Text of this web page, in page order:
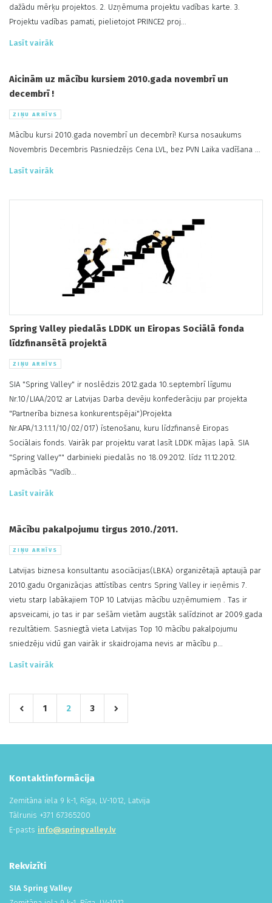
dažādu mērķu projektos. 2. Uzņēmuma projektu vadības karte. 3.
Projektu vadības pamati, pielietojot PRINCE2 proj...
Lasīt vairāk
Aicinām uz mācību kursiem 2010.gada novembrī un
decembrī !
ZIŅU ARHĪVS
Mācību kursi 2010.gada novembrī un decembrī! Kursa nosaukums
Novembris Decembris Pasniedzējs Cena LVL, bez PVN Laika vadīšana ...
Lasīt vairāk
Spring Valley piedalās LDDK un Eiropas Sociālā fonda
līdzfinansētā projektā
ZIŅU ARHĪVS
SIA "Spring Valley" ir noslēdzis 2012.gada 10.septembrī līgumu
Nr.10/LIAA/2012 ar Latvijas Darba devēju konfederāciju par projekta
"Partnerība biznesa konkurentspējai")Projekta
Nr.APA/1.3.1.1.1/10/02/017) īstenošanu, kuru līdzfinansē Eiropas
Sociālais fonds. Vairāk par projektu varat lasīt LDDK mājas lapā. SIA
"Spring Valley"" darbinieki piedalās no 18.09.2012. līdz 11.12.2012.
apmācībās "Vadīb...
Lasīt vairāk
Mācību pakalpojumu tirgus 2010./2011.
ZIŅU ARHĪVS
Latvijas biznesa konsultantu asociācijas(LBKA) organizētajā aptaujā par
2010.gadu Organizācjas attīstības centrs Spring Valley ir ieņēmis 7.
vietu starp labākajiem TOP 10 Latvijas mācību uzņēmumiem . Tas ir
apsveicami, jo tas ir par sešām vietām augstāk salīdzinot ar 2009.gada
rezultātiem. Sasniegtā vieta Latvijas Top 10 mācību pakalpojumu
sniedzēju vidū gan vairāk ir skaidrojama nevis ar mācību p...
Lasīt vairāk
1 2 3
Kontaktinformācija
Zemitāna iela 9 k-1, Rīga, LV-1012, Latvija
Tālrunis +371 67365200
E-pasts info@springvalley.lv
Rekvizīti
SIA Spring Valley